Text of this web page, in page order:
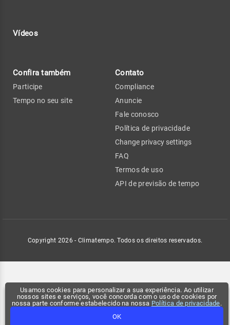
Usamos cookies para personalizar a sua experiência. Ao utilizar
nossos sites e serviços, você concorda com o uso de cookies por
nossa parte conforme estabelecido na nossa Política de privacidade.
OK
Vídeos
Confira também
Participe
Tempo no seu site
Contato
Compliance
Anuncie
Fale conosco
Política de privacidade
Change privacy settings
FAQ
Termos de uso
API de previsão de tempo
Copyright 2026 - Climatempo. Todos os direitos reservados.